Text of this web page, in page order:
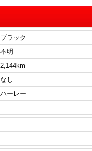
ブラック
不明
2,144km
なし
ハーレー